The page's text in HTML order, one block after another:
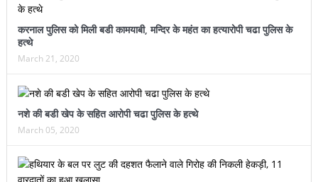
करनाल पुलिस को मिली बडी कामयाबी, मन्दिर के महंत का हत्यारोपी चढा पुलिस के
हत्थे
March 21, 2020
नशे की बडी खेप के सहित आरोपी चढा पुलिस के हत्थे
March 05, 2020